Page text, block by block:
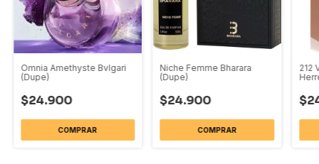
Omnia Amethyste Bvlgari
(Dupe)
$24.900
COMPRAR
Niche Femme Bharara
(Dupe)
$24.900
COMPRAR
212